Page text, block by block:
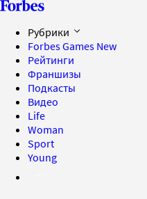
Рубрики
Forbes Games New
Рейтинги
Франшизы
Подкасты
Видео
Life
Woman
Sport
Young